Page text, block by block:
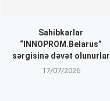
Sahibkarlar
“INNOPROM.Belarus”
sərgisinə dəvət olunurlar
17/07/2026